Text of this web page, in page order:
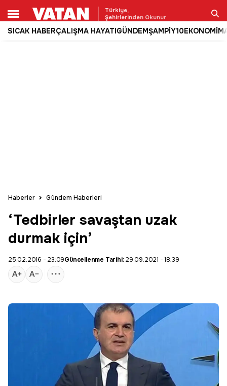
Türkiye,
Şehirlerinden Okunur
SICAK HABERÇALIŞMA HAYATIGÜNDEMŞAMPİY10EKONOMİ
Ara
Haberler Gündem Haberleri
‘Tedbirler savaştan uzak
durmak için’
25.02.2016 - 23:09Güncellenme Tarihi:29.09.2021 - 18:39